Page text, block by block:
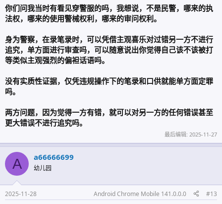
你们问我当时有看见穿警服的吗，我想说，不是民警，哪来的执
法权，哪来的使用警械权利，哪来的审问权利。
身为警察，在录笔录时，可以凭借主观喜乐对过错另一方不进行
追究，单方面进行审查吗，可以随意说出你觉得自己该不该被打
等类似主观强烈的偏袒话语吗。
没有实质性证据，仅凭违规操作下的笔录和口供就能单方面定罪
吗。
两方问题，因为觉得一方有错，就可以对另一方的任何错误甚至
更大错误不进行追究吗。
最后编辑: 2025-11-27
A a66666699
幼儿园
2025-11-28 Android Chrome Mobile 141.0.0.0 #13